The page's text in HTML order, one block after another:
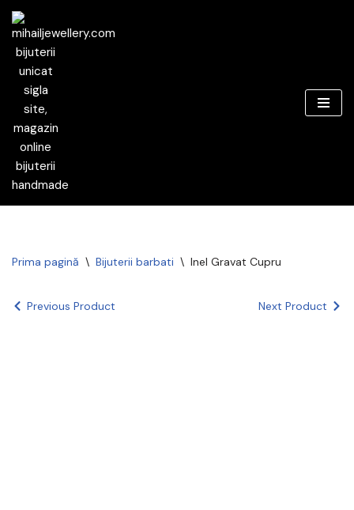
Prima pagină \ Bijuterii barbati \ Inel Gravat Cupru
Previous Product Next Product